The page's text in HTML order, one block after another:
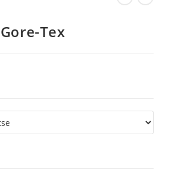
Search
Tex